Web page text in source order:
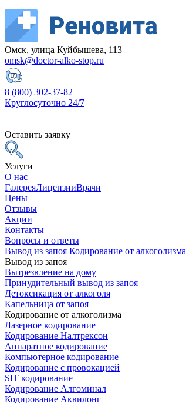
Омск, улица Куйбышева, 113
omsk@doctor-alko-stop.ru
8 (800) 302-37-82
Круглосуточно 24/7
Оставить заявку
Услуги
О нас
ГалереяЛицензииВрачи
Цены
Отзывы
Акции
Контакты
Вопросы и ответы
Вывод из запоя Кодирование от алкоголизма
Вывод из запоя
Вытрезвление на дому
Принудительный вывод из запоя
Детоксикация от алкоголя
Капельница от запоя
Кодирование от алкоголизма
Лазерное кодирование
Кодирование Налтрексон
Аппаратное кодирование
Компьютерное кодирование
Кодирование с провокацией
SIT кодирование
Кодирование Алгоминал
Кодирование Аквилонг